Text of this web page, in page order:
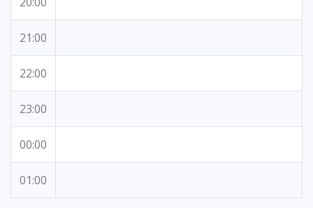
21:00
22:00
23:00
00:00
01:00